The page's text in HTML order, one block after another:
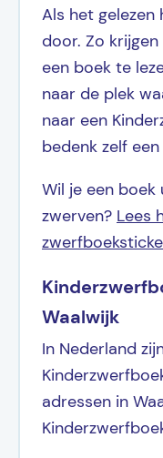
Als het
door. Zo
een boek te
naar de plek
naar een
bedenk zelf
Wil je een
zwerven? Lees
Waalwijk
In Nederland
adressen in